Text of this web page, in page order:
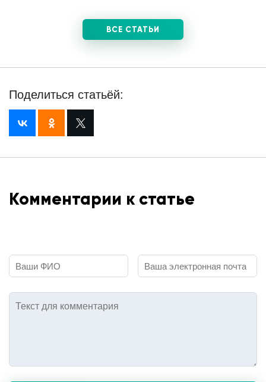
ВСЕ СТАТЬИ
Поделиться статьёй:
Комментарии к статье